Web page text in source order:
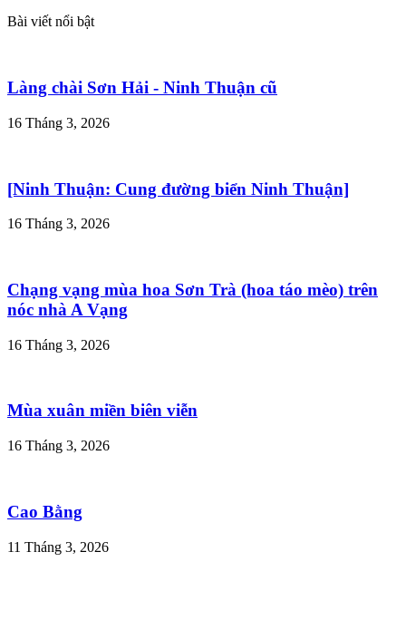
Bài viết nổi bật
Làng chài Sơn Hải - Ninh Thuận cũ
16 Tháng 3, 2026
[Ninh Thuận: Cung đường biển Ninh Thuận]
16 Tháng 3, 2026
Chạng vạng mùa hoa Sơn Trà (hoa táo mèo) trên
nóc nhà A Vạng
16 Tháng 3, 2026
Mùa xuân miền biên viễn
16 Tháng 3, 2026
Cao Bằng
11 Tháng 3, 2026